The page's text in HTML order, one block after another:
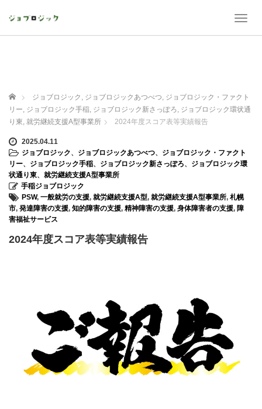
T
v
a
t
n
ホーム ジョブロジック , ジョブロジックあつべつ, ジョブロジック・ファクト
リー, ジョブロジック手稲, ジョブロジック新さっぽろ, ジョブロジック環状通
り東, 就労継続支援A型事業所 2024年度スコア表等実績報告
2025.04.11
ジョブロジック、 ジョブロジックあつべつ、 ジョブロジック・ファクト
リー、 ジョブロジック手稲、 ジョブロジック新さっぽろ、 ジョブロジック環
状通り東、 就労継続支援A型事業所
手稲ジョブロジック
PSW, 一般就労の支援, 就労継続支援A型, 就労継続支援A型事業所, 札幌
市, 発達障害の支援, 知的障害の支援, 精神障害の支援, 身体障害者の支援, 障
害福祉サービス
2024年度スコア表等実績報告